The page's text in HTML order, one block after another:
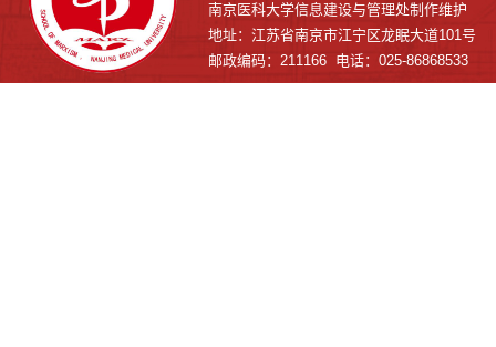
南京医科大学信息建设与管理处制作维护
地址：江苏省南京市江宁区龙眠大道101号
邮政编码：211166 电话：025-86868533